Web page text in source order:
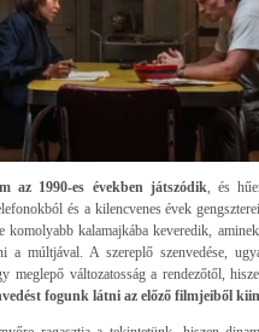
az 1990-es években játszódik , és
és a kilencvenes évek
kalamajkába keveredik,
a múltjával. A szereplő szenvedése,
meglepő változatosság a rendezőtől,
fogunk látni az előző filmjeiből